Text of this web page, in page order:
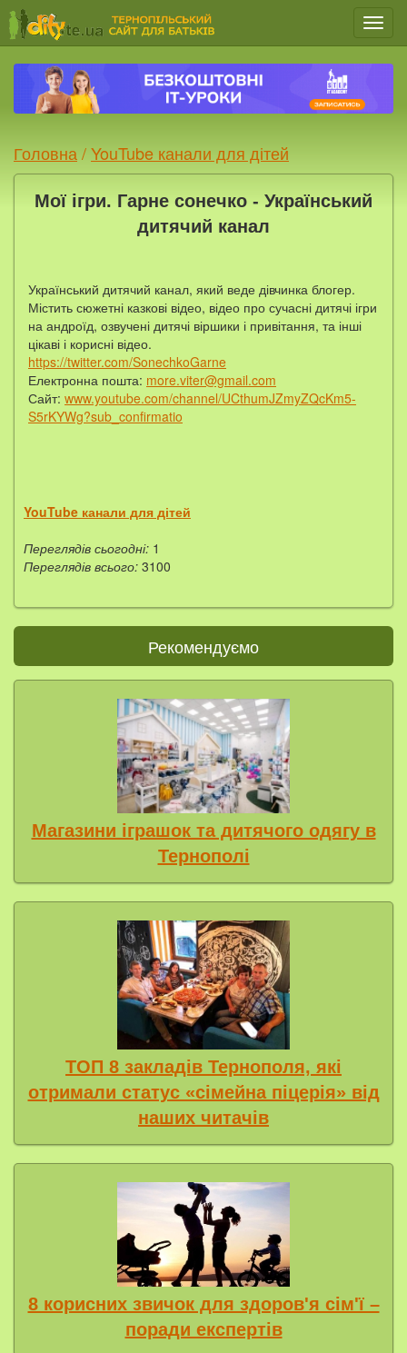
Меню
Головна /YouTube канали для дітей
Мої ігри. Гарне сонечко - Український
дитячий канал
Український дитячий канал, який веде дівчинка блогер.
Містить сюжетні казкові відео, відео про сучасні дитячі ігри
на андроїд, озвучені дитячі віршики і привітання, та інші
цікаві і корисні відео.
https://twitter.com/SonechkoGarne
Електронна пошта: more.viter@gmail.com
Сайт: www.youtube.com/channel/UCthumJZmyZQcKm5-
S5rKYWg?sub_confirmatio
YouTube канали для дітей
Переглядів сьогодні: 1
Переглядів всього: 3100
Рекомендуємо
Магазини іграшок та дитячого одягу в
Тернополі
ТОП 8 закладів Тернополя, які
отримали статус «сімейна піцерія» від
наших читачів
8 корисних звичок для здоров'я сім'ї –
поради експертів